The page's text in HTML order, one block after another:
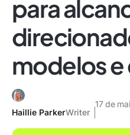
para
modelos
Haillie ParkerWriter
17 de